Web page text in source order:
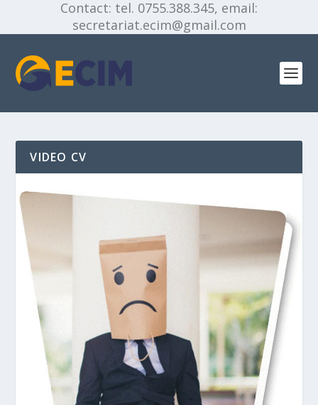
Contact: tel. 0755.388.345, email:
secretariat.ecim@gmail.com
VIDEO CV